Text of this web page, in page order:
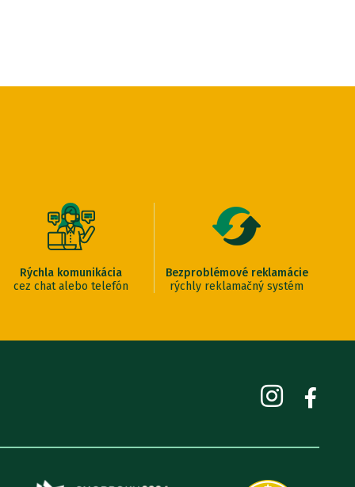
- +
- +
1.59 €
Rýchla komunikácia
cez chat alebo telefón
Bezproblémové reklamácie
rýchly reklamačný systém